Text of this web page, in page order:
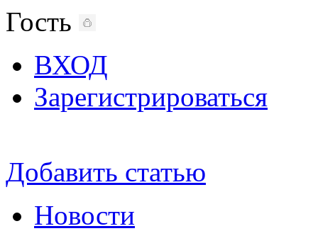
Гость
ВХОД
Зарегистрироваться
Добавить статью
Новости